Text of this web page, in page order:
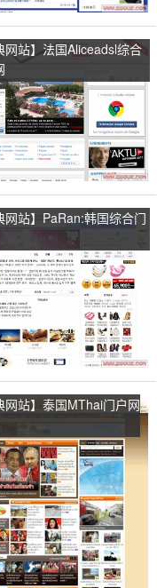
网站】法国Aliceadsl综合
网站】PaRan:韩国综合门
网站】泰国MThai门户网